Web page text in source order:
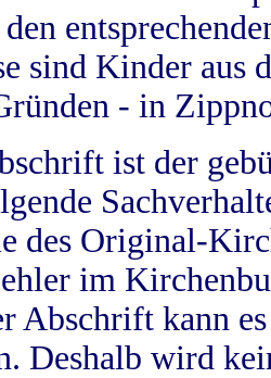
sind Kinder aus
- in
ist der
des Original-
im
Abschrift kann
Deshalb wird